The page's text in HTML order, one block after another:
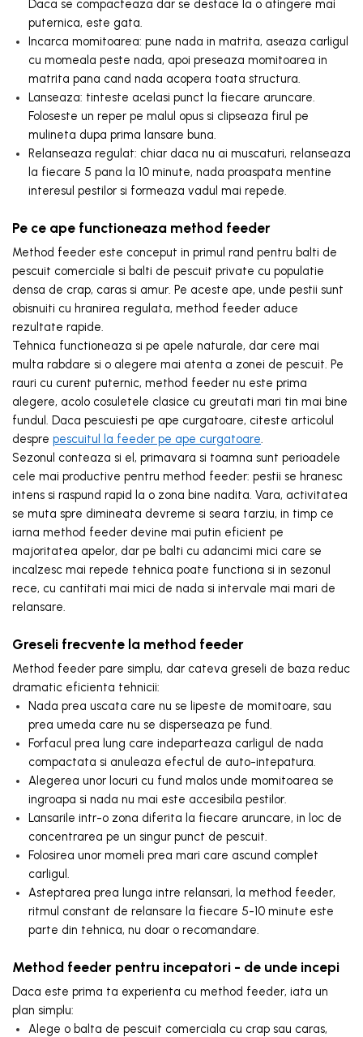
Daca se compacteaza dar se desface la o atingere mai
puternica, este gata.
Incarca momitoarea: pune nada in matrita, aseaza carligul
cu momeala peste nada, apoi preseaza momitoarea in
matrita pana cand nada acopera toata structura.
Lanseaza: tinteste acelasi punct la fiecare aruncare.
Foloseste un reper pe malul opus si clipseaza firul pe
mulineta dupa prima lansare buna.
Relanseaza regulat: chiar daca nu ai muscaturi, relanseaza
la fiecare 5 pana la 10 minute, nada proaspata mentine
interesul pestilor si formeaza vadul mai repede.
Pe ce ape functioneaza method feeder
Method feeder este conceput in primul rand pentru balti de
pescuit comerciale si balti de pescuit private cu populatie
densa de crap, caras si amur. Pe aceste ape, unde pestii sunt
obisnuiti cu hranirea regulata, method feeder aduce
rezultate rapide.
Tehnica functioneaza si pe apele naturale, dar cere mai
multa rabdare si o alegere mai atenta a zonei de pescuit. Pe
rauri cu curent puternic, method feeder nu este prima
alegere, acolo cosuletele clasice cu greutati mari tin mai bine
fundul. Daca pescuiesti pe ape curgatoare, citeste articolul
despre pescuitul la feeder pe ape curgatoare.
Sezonul conteaza si el, primavara si toamna sunt perioadele
cele mai productive pentru method feeder: pestii se hranesc
intens si raspund rapid la o zona bine nadita. Vara, activitatea
se muta spre dimineata devreme si seara tarziu, in timp ce
iarna method feeder devine mai putin eficient pe
majoritatea apelor, dar pe balti cu adancimi mici care se
incalzesc mai repede tehnica poate functiona si in sezonul
rece, cu cantitati mai mici de nada si intervale mai mari de
relansare.
Greseli frecvente la method feeder
Method feeder pare simplu, dar cateva greseli de baza reduc
dramatic eficienta tehnicii:
Nada prea uscata care nu se lipeste de momitoare, sau
prea umeda care nu se disperseaza pe fund.
Forfacul prea lung care indeparteaza carligul de nada
compactata si anuleaza efectul de auto-intepatura.
Alegerea unor locuri cu fund malos unde momitoarea se
ingroapa si nada nu mai este accesibila pestilor.
Lansarile intr-o zona diferita la fiecare aruncare, in loc de
concentrarea pe un singur punct de pescuit.
Folosirea unor momeli prea mari care ascund complet
carligul.
Asteptarea prea lunga intre relansari, la method feeder,
ritmul constant de relansare la fiecare 5-10 minute este
parte din tehnica, nu doar o recomandare.
Method feeder pentru incepatori - de unde incepi
Daca este prima ta experienta cu method feeder, iata un
plan simplu:
Alege o balta de pescuit comerciala cu crap sau caras,